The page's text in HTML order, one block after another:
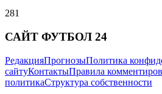
281
САЙТ ФУТБОЛ 24
РедакцияПрогнозыПолитика
сайтуКонтактыПравила
политикаСтруктура собственности